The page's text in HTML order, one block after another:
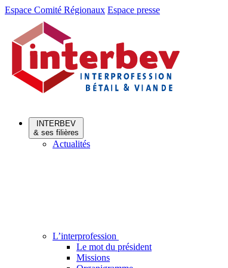
Aller
Aller
contenu
Espace Comité Régionaux Espace presse
INTERBEV
& ses filières
Actualités
L’interprofession
Le mot du président
Missions